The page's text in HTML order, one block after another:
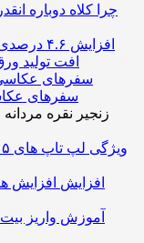
چرا کلاه دوباره انقدر
افت تولید
سفرهای
زنجیر نقره
۵ ویژگی لپ تاپ های
افزایش
آموزش واریز بیت